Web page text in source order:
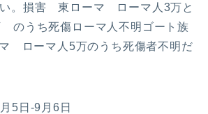
い。損害 東ローマ ローマ人3万と
のうち死傷ローマ人不明ゴート族
ローマ人5万のうち死傷者不明だ
-9月6日